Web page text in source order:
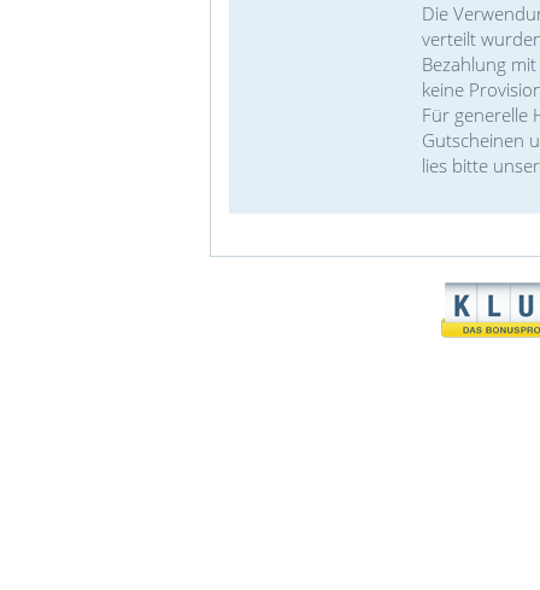
Die
verteilt
Bezahlung
keine
Für generelle
Gutscheinen
lies bitte